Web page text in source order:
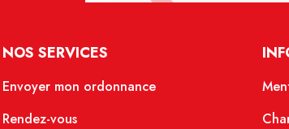
NOS SERVICES
Envoyer mon ordonnance
Rendez-vous